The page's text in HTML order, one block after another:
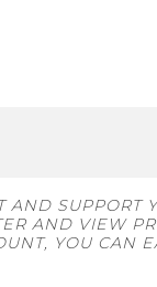
SUPPORT
AND VIEW
YOU CAN